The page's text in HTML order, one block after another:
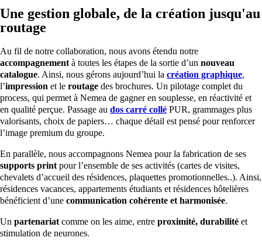
Une gestion globale, de la création jusqu'au
routage
Au fil de notre collaboration, nous avons étendu notre
accompagnementà toutes les étapes de la sortie d’un nouveau
catalogue. Ainsi, nous gérons aujourd’hui la création graphique,
l’impression et le routage des brochures. Un pilotage complet du
process, qui permet à Nemea de gagner en souplesse, en réactivité et
en qualité perçue. Passage au dos carré collé PUR, grammages plus
valorisants, choix de papiers… chaque détail est pensé pour renforcer
l’image premium du groupe.
En parallèle, nous accompagnons Nemea pour la fabrication de ses
supports printpour l’ensemble de ses activités (cartes de visites,
chevalets d’accueil des résidences, plaquettes promotionnelles..). Ainsi,
résidences vacances, appartements étudiants et résidences hôtelières
bénéficient d’une communication cohérente et harmonisée.
Un partenariatcomme on les aime, entre proximité, durabilité et
stimulation de neurones.